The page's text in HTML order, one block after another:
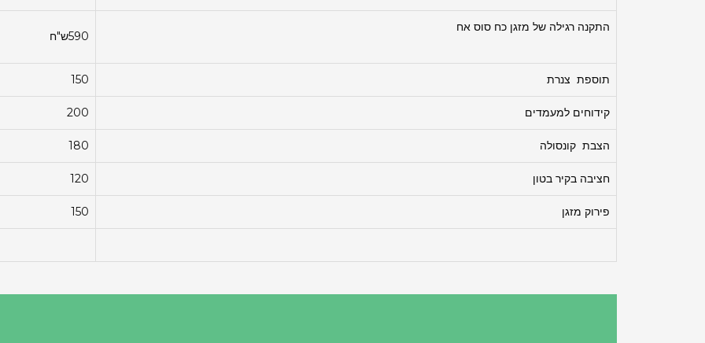
התקנה רגילה של מזגן כח סוס אח
590ש"ח
תוספת צנרת 150
קידוחים למעמדים 200
הצבת קונסולה 180
חציבה בקיר בטון 120
פירוק מזגן 150